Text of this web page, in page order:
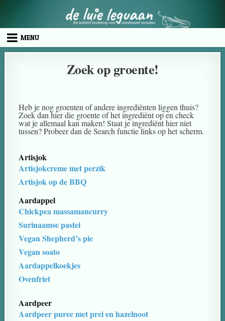
MENU
Zoek op groente!
Heb je nog groenten of andere ingrediënten liggen thuis?
Zoek dan hier die groente of het ingrediënt op en check
wat je allemaal kan maken! Staat je ingrediënt hier niet
tussen? Probeer dan de Search functie links op het scherm.
Artisjok
Artisjokcreme met perzik
Artisjok op de BBQ
Aardappel
Chickpea massamancurry
Surinaamse pastei
Vegan Shepherd’s pie
Vegan soato
Aardappelkoekjes
Ovenfriet
Aardpeer
Aardpeer puree met prei en hazelnoot